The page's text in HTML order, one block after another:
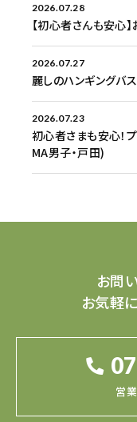
2026.07.28
【初心者さんも安心
2026.07.27
麗しのハンギングバ
2026.07.23
初心者さまも安心！
MA男子・戸田)
お問
お気軽
営